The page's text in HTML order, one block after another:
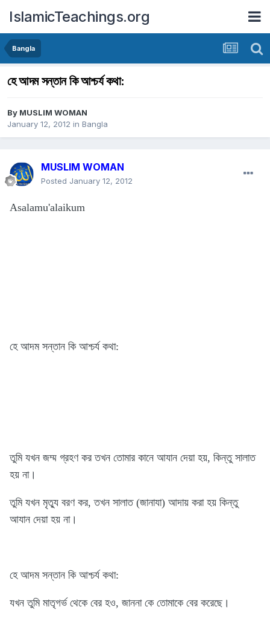
IslamicTeachings.org
Bangla
হে আদম সন্তান কি আশ্চর্য কথা:
By MUSLIM WOMAN
January 12, 2012 in Bangla
MUSLIM WOMAN
Posted January 12, 2012
Asalamu'alaikum
হে আদম সন্তান কি আশ্চর্য কথা:
তুমি যখন জম্ম গ্রহণ কর তখন তোমার কানে আযান দেয়া হয়, কিন্তু সালাত
হয় না।
তুমি যখন মৃত্যু বরণ কর, তখন সালাত (জানাযা) আদায় করা হয় কিন্তু
আযান দেয়া হয় না।
হে আদম সন্তান কি আশ্চর্য কথা:
যখন তুমি মাতৃগর্ভ থেকে বের হও, জাননা কে তোমাকে বের করেছে।